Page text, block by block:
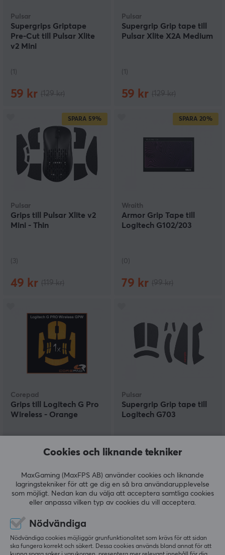
Pulsar
Supergrips Griptape
Pre-Cut till Pulsar Xlite
v2 Mini
(1)
59 kr
Pulsar
Supergrip Grip tape till
Pulsar Xlite X2A Medium
(1)
59 kr
SPARA 59%
Pulsar
Grips till Pulsar Xlite v2
Mini - Thin
(3)
49 kr
SPARA 20%
Wraith
Armor Grip Tape till
Logitech G102/203
(0)
79 kr
Corepad
Grips till Logitech G Pro
Wireless - Orange
99 kr
Pulsar
Supergrip Grip tape till
Logitech G703
(1)
129 kr
SPARA 20% SPARA 51%
Cookies och liknande tekniker
MaxGaming (MaxFPS AB) använder cookies och liknande
lagringstekniker för att ge dig en så bra användarupplevelse
som möjligt. Nedan kan du välja att acceptera samtliga cookies
eller anpassa vilken typ av cookies du vill acceptera.
Nödvändiga
Nödvändiga cookies möjliggör grunfunktionalitet som krävs för att sidan
ska fungera korrekt och säkert. Dessa cookies används bland annat för att